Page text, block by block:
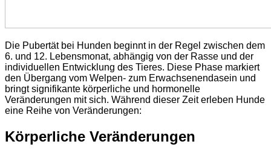
Die Pubertät bei Hunden beginnt in der Regel zwischen dem
6. und 12. Lebensmonat, abhängig von der Rasse und der
individuellen Entwicklung des Tieres. Diese Phase markiert
den Übergang vom Welpen- zum Erwachsenendasein und
bringt signifikante körperliche und hormonelle
Veränderungen mit sich. Während dieser Zeit erleben Hunde
eine Reihe von Veränderungen:
Körperliche Veränderungen